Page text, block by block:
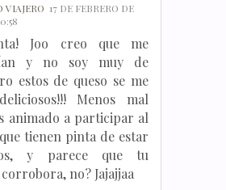
VIAJERO 17 DE FEBRERO DE
Joo creo que me
y no soy muy de
estos de queso se me
Menos mal
animado a participar al
tienen pinta de estar
y parece que tu
no? Jajajjaa